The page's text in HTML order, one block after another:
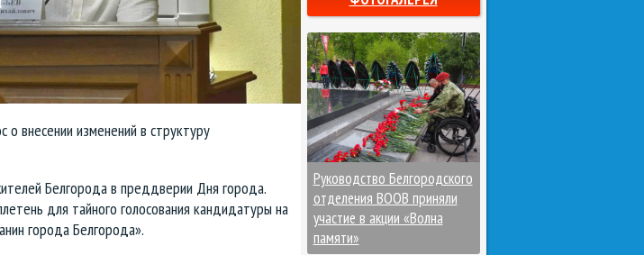
о внесении изменений в структуру
Белгорода в преддверии Дня города.
для тайного голосования кандидатуры на
города Белгорода».
Руководство Белгородского
отделения ВООВ приняли
участие в акции «Волна
памяти»